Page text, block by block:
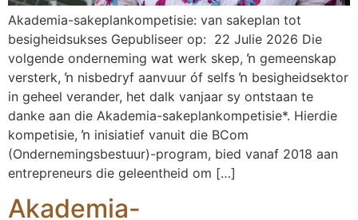
Akademia-sakeplankompetisie: van sakeplan tot
besigheidsukses Gepubliseer op: 22 Julie 2026 Die
volgende onderneming wat werk skep, ŉ gemeenskap
versterk, ŉ nisbedryf aanvuur óf selfs ŉ besigheidsektor
in geheel verander, het dalk vanjaar sy ontstaan te
danke aan die Akademia-sakeplankompetisie*. Hierdie
kompetisie, ŉ inisiatief vanuit die BCom
(Ondernemingsbestuur)-program, bied vanaf 2018 aan
entrepreneurs die geleentheid om […]
Akademia-